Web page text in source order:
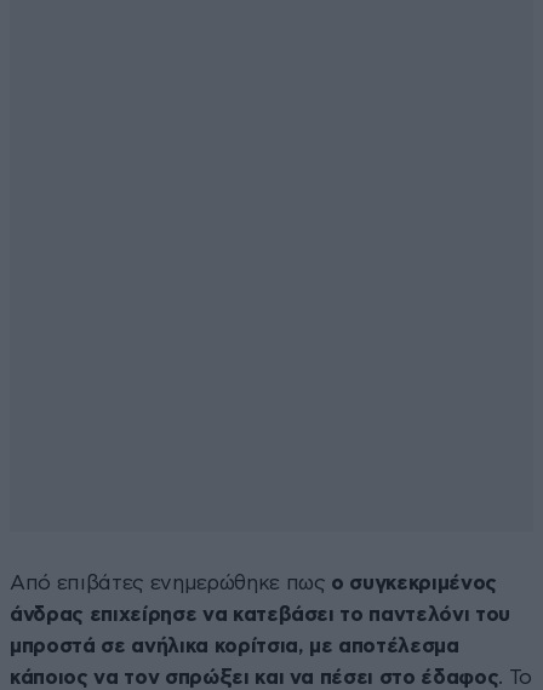
Από επιβάτες ενημερώθηκε πως ο συγκεκριμένος
άνδρας επιχείρησε να κατεβάσει το παντελόνι του
μπροστά σε ανήλικα κορίτσια, με αποτέλεσμα
κάποιος να τον σπρώξει και να πέσει στο έδαφος. Το